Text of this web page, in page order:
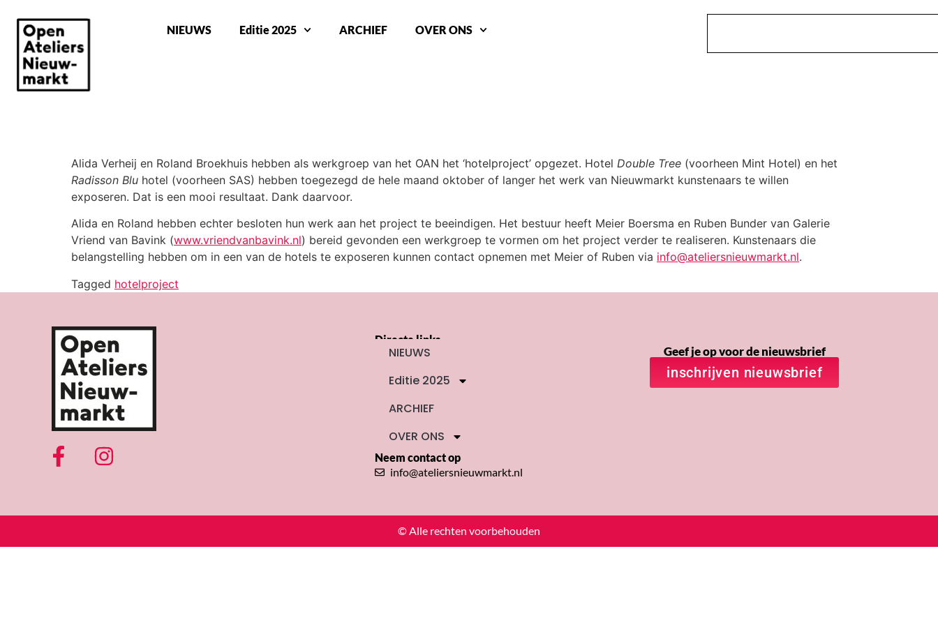
NIEUWS Editie 2025 ARCHIEF OVER ONS
Alida Verheij en Roland Broekhuis hebben als werkgroep van het OAN het ‘hotelproject’ opgezet. Hotel Double Tree (voorheen Mint Hotel) en het
Radisson Blu hotel (voorheen SAS) hebben toegezegd de hele maand oktober of langer het werk van Nieuwmarkt kunstenaars te willen
exposeren. Dat is een mooi resultaat. Dank daarvoor.
Alida en Roland hebben echter besloten hun werk aan het project te beeindigen. Het bestuur heeft Meier Boersma en Ruben Bunder van Galerie
Vriend van Bavink (www.vriendvanbavink.nl) bereid gevonden een werkgroep te vormen om het project verder te realiseren. Kunstenaars die
belangstelling hebben om in een van de hotels te exposeren kunnen contact opnemen met Meier of Ruben via info@ateliersnieuwmarkt.nl.
Tagged hotelproject
Directe links
NIEUWS
Editie 2025
ARCHIEF
OVER ONS
Neem contact op
info@ateliersnieuwmarkt.nl
Geef je op voor de nieuwsbrief
inschrijven nieuwsbrief
© Alle rechten voorbehouden